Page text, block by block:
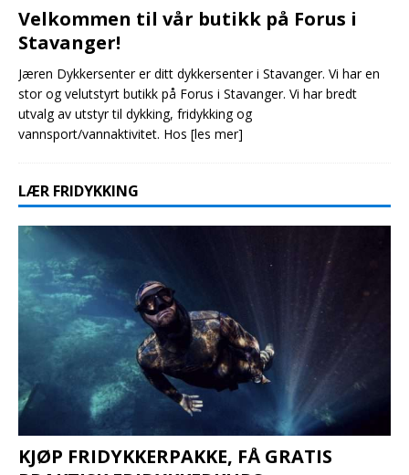
Velkommen til vår butikk på Forus i
Stavanger!
Jæren Dykkersenter er ditt dykkersenter i Stavanger. Vi har en
stor og velutstyrt butikk på Forus i Stavanger. Vi har bredt
utvalg av utstyr til dykking, fridykking og
vannsport/vannaktivitet. Hos [les mer]
LÆR FRIDYKKING
KJØP FRIDYKKERPAKKE, FÅ GRATIS